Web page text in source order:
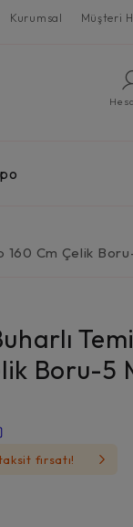
Kurumsal Müşteri
160 Cm Çelik
Boru-5
fırsatı!